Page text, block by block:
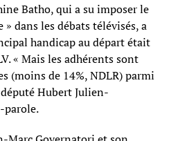
Batho, qui a su imposer le
» dans les débats télévisés, a
handicap au départ était
« Mais les adhérents sont
(moins de 14%, NDLR) parmi
Hubert Julien-
parole.